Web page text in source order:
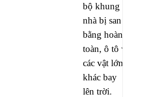
bộ khung
nhà bị san
bằng hoàn
toàn, ô tô và
các vật lớn
khác bay
lên trời.